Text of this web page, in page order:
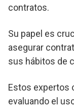
contratos.
Su papel es
asegurar
sus hábitos de
Estos expertos
evaluando el